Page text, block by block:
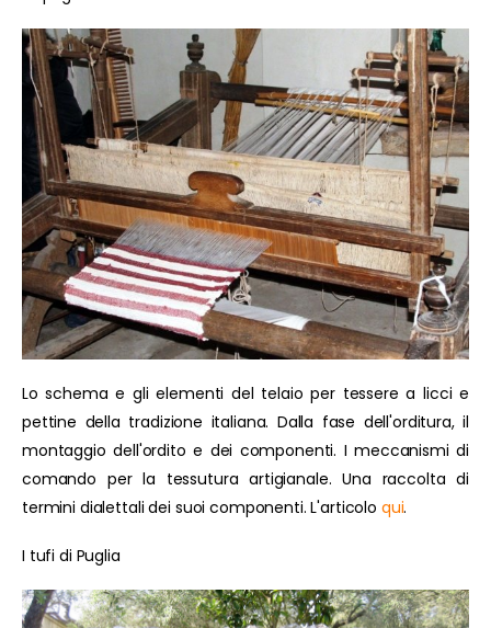
Lo schema e gli elementi del telaio per tessere a licci e
pettine della tradizione italiana. Dalla fase dell'orditura, il
montaggio dell'ordito e dei componenti. I meccanismi di
comando per la tessutura artigianale. Una raccolta di
termini dialettali dei suoi componenti. L'articolo qui.
I tufi di Puglia